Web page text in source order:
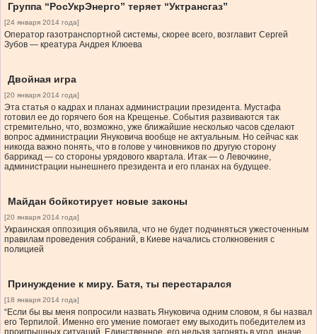
Группа “РосУкрЭнерго” теряет “Уктрансгаз”
[24 января 2014 года]
Оператор газотранспортной системы, скорее всего, возглавит Сергей
Зубов — креатура Андрея Клюева
Двойная игра
[20 января 2014 года]
Эта статья о кадрах и планах администрации президента. Мустафа
готовил ее до горячего боя на Крещенье. События развиваются так
стремительно, что, возможно, уже ближайшие несколько часов сделают
вопрос администрации Януковича вообще не актуальным. Но сейчас как
никогда важно понять, что в голове у чиновников по другую сторону
баррикад — со стороны урядового квартала. Итак — о Левочкине,
администрации нынешнего президента и его планах на будущее.
Майдан бойкотирует новые законы
[20 января 2014 года]
Украинская оппозиция объявила, что не будет подчиняться ужесточенным
правилам проведения собраний, в Киеве начались столкновения с
полицией
Принуждение к миру. Батя, ты перестарался
[18 января 2014 года]
“Если бы вы меня попросили назвать Януковича одним словом, я бы назвал
его Терпилой. Именно его умение помогает ему выходить победителем из